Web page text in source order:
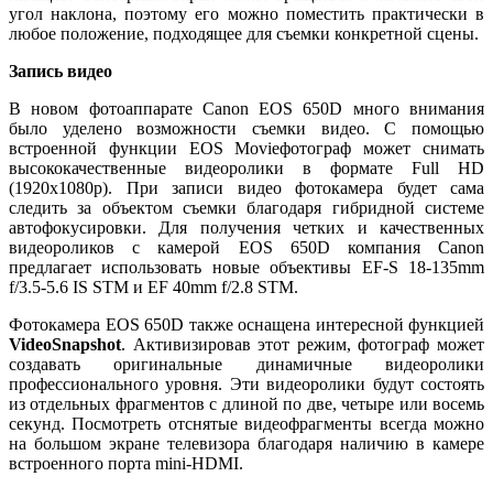
угол наклона, поэтому его можно поместить практически в
любое положение, подходящее для съемки конкретной сцены.
Запись видео
В новом фотоаппарате Canon EOS 650D много внимания
было уделено возможности съемки видео. С помощью
встроенной функции EOS Movieфотограф может снимать
высококачественные видеоролики в формате Full HD
(1920x1080p). При записи видео фотокамера будет сама
следить за объектом съемки благодаря гибридной системе
автофокусировки. Для получения четких и качественных
видеороликов с камерой EOS 650D компания Canon
предлагает использовать новые объективы EF-S 18-135mm
f/3.5-5.6 IS STM и EF 40mm f/2.8 STM.
Фотокамера EOS 650D также оснащена интересной функцией
VideoSnapshot. Активизировав этот режим, фотограф может
создавать оригинальные динамичные видеоролики
профессионального уровня. Эти видеоролики будут состоять
из отдельных фрагментов с длиной по две, четыре или восемь
секунд. Посмотреть отснятые видеофрагменты всегда можно
на большом экране телевизора благодаря наличию в камере
встроенного порта mini-HDMI.